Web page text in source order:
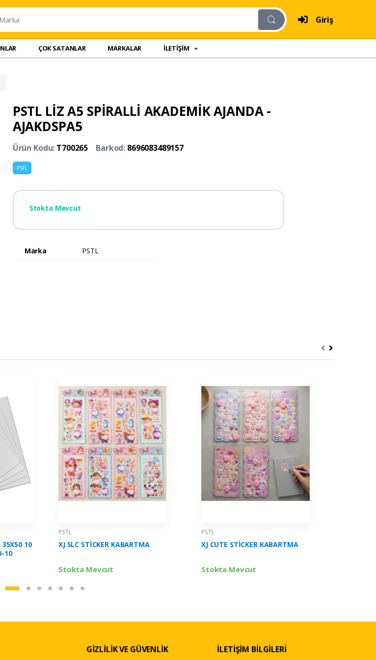
Giriş
ÇOK SATANLAR MARKALAR İLETİŞİM
PSTL LİZ A5 SPİRALLİ AKADEMİK AJANDA -
AJAKDSPA5
Ürün Kodu: T700265 Barkod: 8696083489157
PSTL
Stokta Mevcut
Marka PSTL
35X50 10
10
PSTL
XJ SLC STİCKER KABARTMA
Stokta Mevcut
PSTL
XJ CUTE STİCKER KABARTMA
Stokta Mevcut
GİZLİLİK VE GÜVENLİK İLETİŞİM BİLGİLERİ